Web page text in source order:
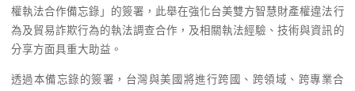
權執法合作備忘錄」的簽署，此舉在強化台美雙方智慧財產權違法行
為及貿易詐欺行為的執法調查合作，及相關執法經驗、技術與資訊的
分享方面具重大助益。
透過本備忘錄的簽署，台灣與美國將進行跨國、跨領域、跨專業合